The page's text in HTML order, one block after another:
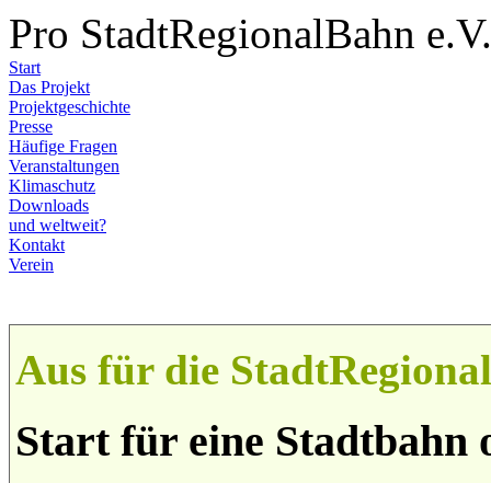
Pro StadtRegionalBahn e.V.
Start
Das Projekt
Projektgeschichte
Presse
Häufige Fragen
Veranstaltungen
Klimaschutz
Downloads
und weltweit?
Kontakt
Verein
Aus für die
Start für eine Stadtbahn